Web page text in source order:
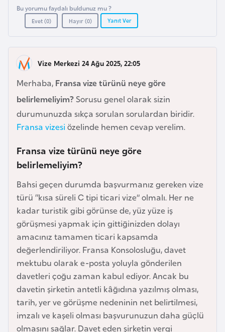
Bu yorumu faydalı buldunuz mu ?
Evet (0) Hayır (0) Yanıt Ver
Vize Merkezi 24 Ağu 2025, 22:05
Merhaba, Fransa vize türünü neye göre
belirlemeliyim?Sorusu genel olarak sizin
durumunuzda sıkça sorulan sorulardan biridir.
Fransa vizesi özelinde hemen cevap verelim.
Fransa vize türünü neye göre
belirlemeliyim?
Bahsi geçen durumda başvurmanız gereken vize
türü “kısa süreli C tipi ticari vize” olmalı. Her ne
kadar turistik gibi görünse de, yüz yüze iş
görüşmesi yapmak için gittiğinizden dolayı
amacınız tamamen ticari kapsamda
değerlendiriliyor. Fransa Konsolosluğu, davet
mektubu olarak e-posta yoluyla gönderilen
davetleri çoğu zaman kabul ediyor. Ancak bu
davetin şirketin antetli kâğıdına yazılmış olması,
tarih, yer ve görüşme nedeninin net belirtilmesi,
imzalı ve kaşeli olması başvurunuzun daha güçlü
olmasını sağlar. Davet eden şirketin vergi
a
h
r
y
n
B
a
n
g
l
a
d
e
ş
B
e
l
a
r